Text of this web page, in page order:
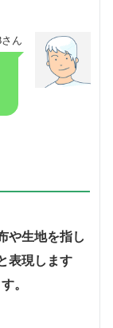
さん
や生地を指し
表現します
。